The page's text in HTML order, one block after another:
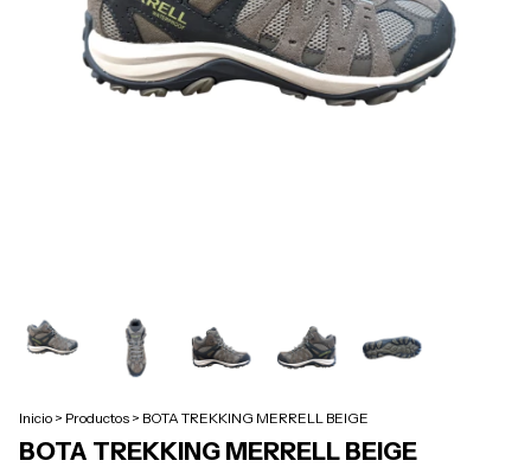
Inicio > Productos > BOTA TREKKING MERRELL BEIGE
BOTA TREKKING MERRELL BEIGE